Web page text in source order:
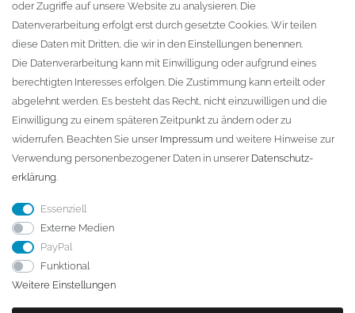
Fa. Steffen Jost
Söbrigener Weg 50
D-01796 Pirna
Telefon:+49 (0)3501 507295
info@dach-teufel.de
oder Zugriffe auf unsere Website zu analysieren. Die
Datenverarbeitung erfolgt erst durch gesetzte Cookies. Wir teilen
diese Daten mit Dritten, die wir in den Einstellungen benennen.
Die Datenverarbeitung kann mit Einwilligung oder aufgrund eines
berechtigten Interesses erfolgen. Die Zustimmung kann erteilt oder
abgelehnt werden. Es besteht das Recht, nicht einzuwilligen und die
Einwilligung zu einem späteren Zeitpunkt zu ändern oder zu
widerrufen. Beachten Sie unser Impressum und weitere Hinweise zur
Verwendung personenbezogener Daten in unserer Daten­schutz­
erklärung.
Essenziell
Externe Medien
PayPal
Funktional
Weitere Einstellungen